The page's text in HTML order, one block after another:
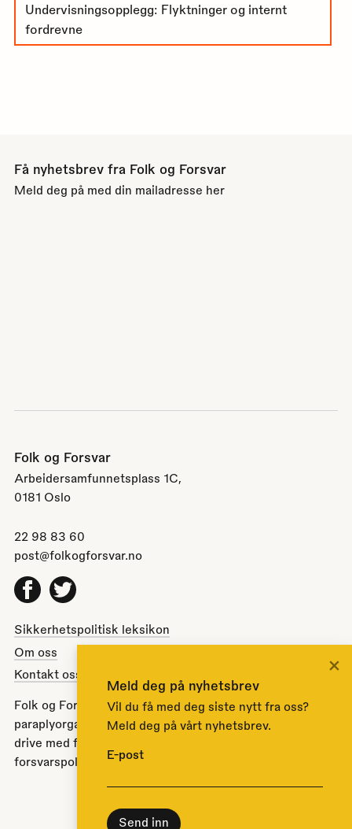
Undervisningsopplegg: Flyktninger og internt
fordrevne
Få nyhetsbrev fra Folk og Forsvar
Meld deg på med din mailadresse her
Folk og Forsvar
Arbeidersamfunnetsplass 1C,
0181 Oslo
22 98 83 60
post@folkogforsvar.no
Facebook
Twitter
Sikkerhetspolitisk leksikon
Om oss
Kontakt oss
Folk og Forsvar er en partipolitisk nøytral
paraplyorganisasjon opprettet av Stortinget i 1951 for å
drive med folkeopplysning om norsk sikkerhets- og
forsvarspolitikk.
Meld deg på nyhetsbrev
Vil du få med deg siste nytt fra oss?
Meld deg på vårt nyhetsbrev.
E-post
×